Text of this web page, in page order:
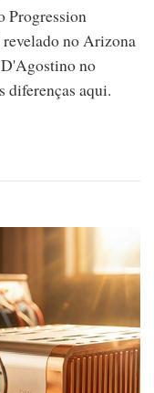
Progression
no Arizona
no
diferenças aqui.